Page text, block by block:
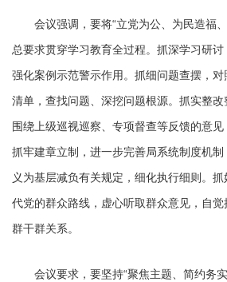
会议强调，要将“立党为公、为民造福、
总要求贯穿学习教育全过程。抓深学习研讨
强化案例示范警示作用。抓细问题查摆，
清单，查找问题、深挖问题根源。抓实整改
围绕上级巡视巡察、专项督查等反馈的意见
抓牢建章立制，进一步完善局系统制度机
义为基层减负有关规定，细化执行细则。
代党的群众路线，虚心听取群众意见，自
群干群关系。
会议要求，要坚持“聚焦主题、简约务实